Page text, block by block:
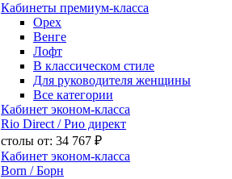
Кабинеты премиум-класса
Орех
Венге
Лофт
В классическом стиле
Для руководителя женщины
Все категории
Кабинет эконом-класса
Rio Direct / Рио директ
столы от: 34 767 ₽
Кабинет эконом-класса
Born / Борн